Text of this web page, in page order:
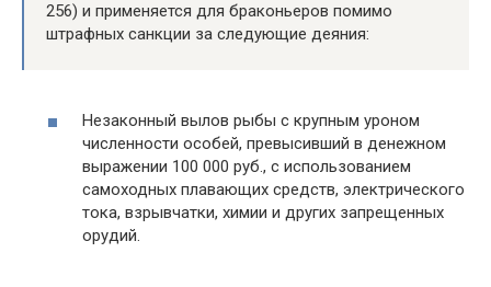
256) и применяется для браконьеров помимо
штрафных санкции за следующие деяния:
Незаконный вылов рыбы с крупным уроном
численности особей, превысивший в денежном
выражении 100 000 руб., с использованием
самоходных плавающих средств, электрического
тока, взрывчатки, химии и других запрещенных
орудий.